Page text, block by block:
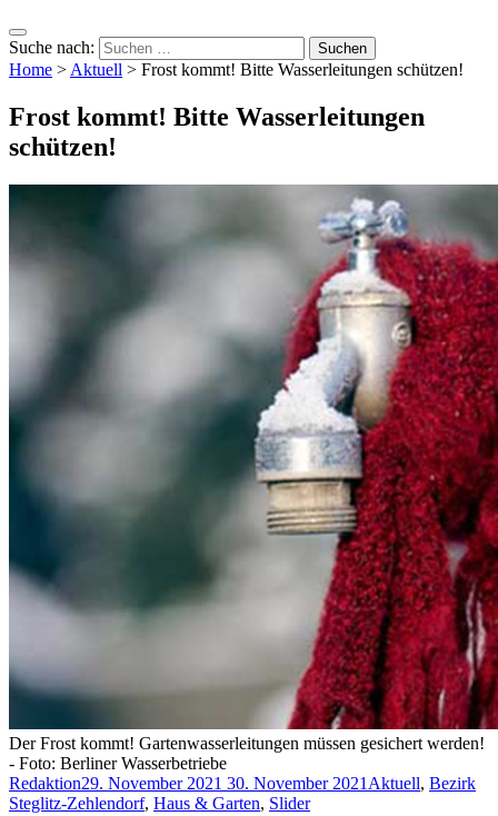
Suche nach:
Home > Aktuell > Frost kommt! Bitte Wasserleitungen schützen!
Frost kommt! Bitte Wasserleitungen
schützen!
Der Frost kommt! Gartenwasserleitungen müssen gesichert werden!
- Foto: Berliner Wasserbetriebe
Redaktion29. November 2021 30. November 2021 Aktuell, Bezirk
Steglitz-Zehlendorf, Haus & Garten, Slider